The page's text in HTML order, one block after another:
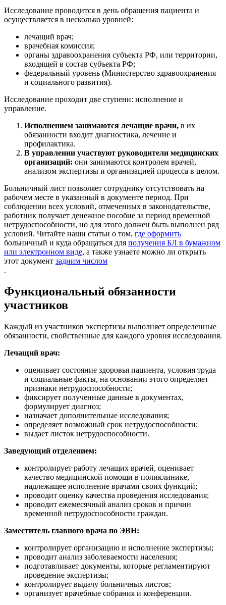
Исследование проводится в день обращения пациента и
осуществляется в несколько уровней:
лечащий врач;
врачебная комиссия;
органы здравоохранения субъекта РФ, или территории,
входящей в состав субъекта РФ;
федеральный уровень (Министерство здравоохранения
и социального развития).
Исследование проходит две ступени: исполнение и
управление.
Исполнением занимаются лечащие врачи, в их
обязанности входит диагностика, лечение и
профилактика.
В управлении участвуют руководители медицинских
организаций: они занимаются контролем врачей,
анализом экспертизы и организацией процесса в целом.
Больничный лист позволяет сотруднику отсутствовать на
рабочем месте в указанный в документе период. При
соблюдении всех условий, отмеченных в законодательстве,
работник получает денежное пособие за период временной
нетрудоспособности, но для этого должен быть выполнен ряд
условий. Читайте наши статьи о том, где оформить
больничный и куда обращаться для получения БЛ в бумажном
или электронном виде, а также узнаете можно ли открыть
этот документ задним числом
.
Функциональный обязанности
участников
Каждый из участников экспертизы выполняет определенные
обязанности, свойственные для каждого уровня исследования.
Лечащий врач:
оценивает состояние здоровья пациента, условия труда
и социальные факты, на основании этого определяет
признаки нетрудоспособности;
фиксирует полученные данные в документах,
формулирует диагноз;
назначает дополнительные исследования;
определяет возможный срок нетрудоспособности;
выдает листок нетрудоспособности.
Заведующий отделением:
контролирует работу лечащих врачей, оценивает
качество медицинской помощи в поликлинике,
надлежащее исполнение врачами своих функций;
проводит оценку качества проведения исследования;
проводит ежемесячный анализ сроков и причин
временной нетрудоспособности граждан.
Заместитель главного врача по ЭВН:
контролирует организацию и исполнение экспертизы;
проводит анализ заболеваемости населения;
подготавливает документы, которые регламентируют
проведение экспертизы;
контролирует выдачу больничных листов;
организует врачебные собрания и конференции.